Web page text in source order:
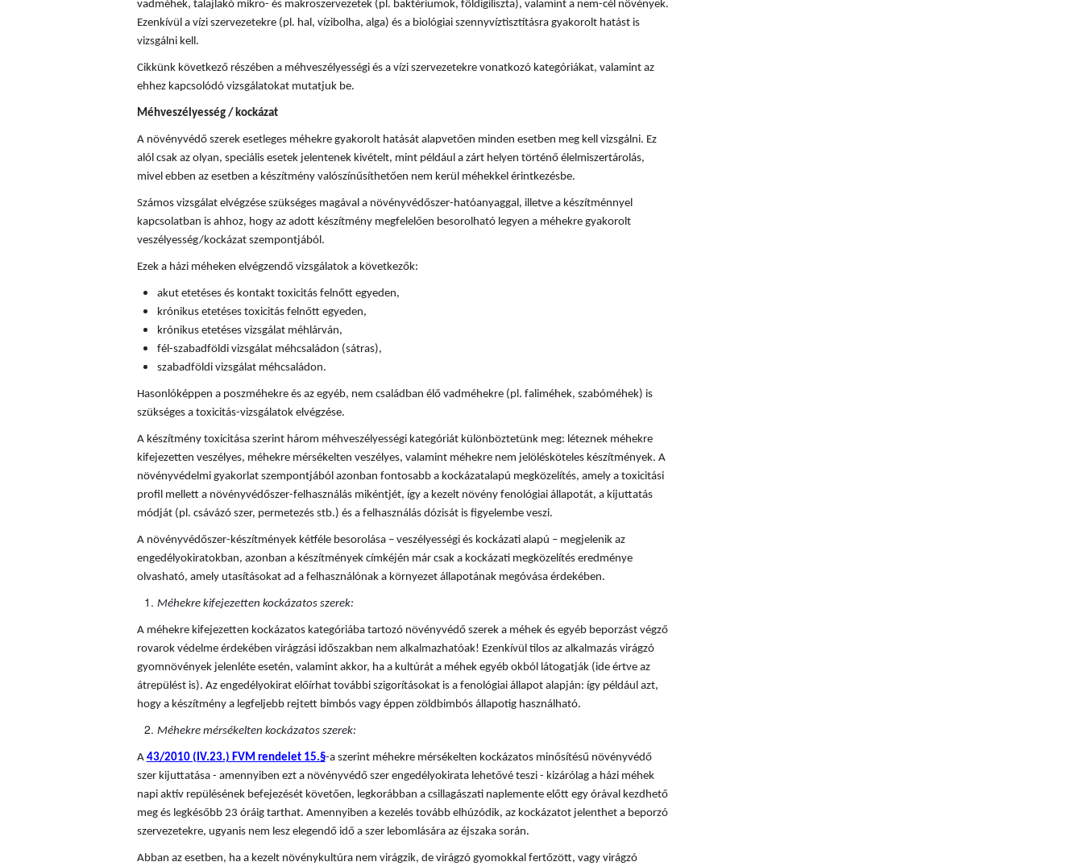
vadméhek, talajlakó mikro- és makroszervezetek (pl. baktériumok, földigiliszta), valamint a nem-cél növények.
Ezenkívül a vízi szervezetekre (pl. hal, vízibolha, alga) és a biológiai szennyvíztisztításra gyakorolt hatást is
vizsgálni kell.
Cikkünk következő részében a méhveszélyességi és a vízi szervezetekre vonatkozó kategóriákat, valamint az
ehhez kapcsolódó vizsgálatokat mutatjuk be.
Méhveszélyesség / kockázat
A növényvédő szerek esetleges méhekre gyakorolt hatását alapvetően minden esetben meg kell vizsgálni. Ez
alól csak az olyan, speciális esetek jelentenek kivételt, mint például a zárt helyen történő élelmiszertárolás,
mivel ebben az esetben a készítmény valószínűsíthetően nem kerül méhekkel érintkezésbe.
Számos vizsgálat elvégzése szükséges magával a növényvédőszer-hatóanyaggal, illetve a készítménnyel
kapcsolatban is ahhoz, hogy az adott készítmény megfelelően besorolható legyen a méhekre gyakorolt
veszélyesség/kockázat szempontjából.
Ezek a házi méheken elvégzendő vizsgálatok a következők:
akut etetéses és kontakt toxicitás felnőtt egyeden,
krónikus etetéses toxicitás felnőtt egyeden,
krónikus etetéses vizsgálat méhlárván,
fél-szabadföldi vizsgálat méhcsaládon (sátras),
szabadföldi vizsgálat méhcsaládon.
Hasonlóképpen a poszméhekre és az egyéb, nem családban élő vadméhekre (pl. faliméhek, szabóméhek) is
szükséges a toxicitás-vizsgálatok elvégzése.
A készítmény toxicitása szerint három méhveszélyességi kategóriát különböztetünk meg: léteznek méhekre
kifejezetten veszélyes, méhekre mérsékelten veszélyes, valamint méhekre nem jelölésköteles készítmények. A
növényvédelmi gyakorlat szempontjából azonban fontosabb a kockázatalapú megközelítés, amely a toxicitási
profil mellett a növényvédőszer-felhasználás mikéntjét, így a kezelt növény fenológiai állapotát, a kijuttatás
módját (pl. csávázó szer, permetezés stb.) és a felhasználás dózisát is figyelembe veszi.
A növényvédőszer-készítmények kétféle besorolása – veszélyességi és kockázati alapú – megjelenik az
engedélyokiratokban, azonban a készítmények címkéjén már csak a kockázati megközelítés eredménye
olvasható, amely utasításokat ad a felhasználónak a környezet állapotának megóvása érdekében.
Méhekre kifejezetten kockázatos szerek:
A méhekre kifejezetten kockázatos kategóriába tartozó növényvédő szerek a méhek és egyéb beporzást végző
rovarok védelme érdekében virágzási időszakban nem alkalmazhatóak! Ezenkívül tilos az alkalmazás virágzó
gyomnövények jelenléte esetén, valamint akkor, ha a kultúrát a méhek egyéb okból látogatják (ide értve az
átrepülést is). Az engedélyokirat előírhat további szigorításokat is a fenológiai állapot alapján: így például azt,
hogy a készítmény a legfeljebb rejtett bimbós vagy éppen zöldbimbós állapotig használható.
Méhekre mérsékelten kockázatos szerek:
A 43/2010 (IV.23.) FVM rendelet 15.§-a szerint méhekre mérsékelten kockázatos minősítésű növényvédő
szer kijuttatása - amennyiben ezt a növényvédő szer engedélyokirata lehetővé teszi - kizárólag a házi méhek
napi aktív repülésének befejezését követően, legkorábban a csillagászati naplemente előtt egy órával kezdhető
meg és legkésőbb 23 óráig tarthat. Amennyiben a kezelés tovább elhúzódik, az kockázatot jelenthet a beporzó
szervezetekre, ugyanis nem lesz elegendő idő a szer lebomlására az éjszaka során.
Abban az esetben, ha a kezelt növénykultúra nem virágzik, de virágzó gyomokkal fertőzött, vagy virágzó